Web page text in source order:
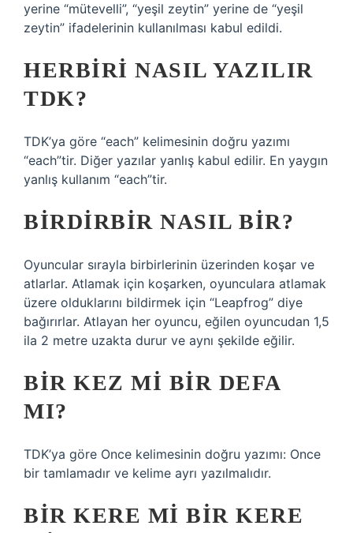
yerine “mütevelli”, “yeşil zeytin” yerine de “yeşil
zeytin” ifadelerinin kullanılması kabul edildi.
HERBIRI NASIL YAZILIR
TDK?
TDK’ya göre “each” kelimesinin doğru yazımı
“each”tir. Diğer yazılar yanlış kabul edilir. En yaygın
yanlış kullanım “each”tir.
BIRDIRBIR NASIL BIR?
Oyuncular sırayla birbirlerinin üzerinden koşar ve
atlarlar. Atlamak için koşarken, oyunculara atlamak
üzere olduklarını bildirmek için “Leapfrog” diye
bağırırlar. Atlayan her oyuncu, eğilen oyuncudan 1,5
ila 2 metre uzakta durur ve aynı şekilde eğilir.
BIR KEZ MI BIR DEFA
MI?
TDK’ya göre Once kelimesinin doğru yazımı: Once
bir tamlamadır ve kelime ayrı yazılmalıdır.
BIR KERE MI BIR KERE